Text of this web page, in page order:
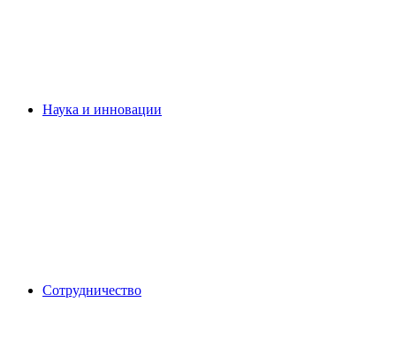
Наука и инновации
Сотрудничество